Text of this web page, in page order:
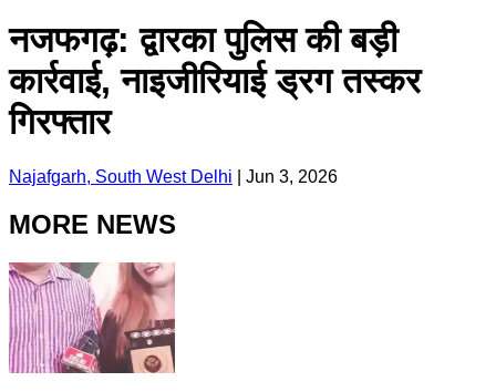
नजफगढ़: द्वारका पुलिस की बड़ी
कार्रवाई, नाइजीरियाई ड्रग तस्कर
गिरफ्तार
Najafgarh, South West Delhi Jun 3, 2026
MORE NEWS